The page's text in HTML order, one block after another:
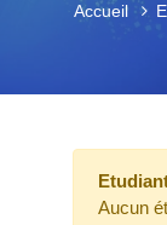
Accueil
Aucun